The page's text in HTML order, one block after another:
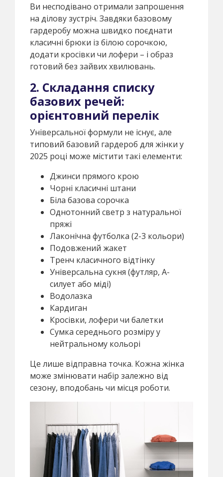
Ви несподівано отримали запрошення
на ділову зустріч. Завдяки базовому
гардеробу можна швидко поєднати
класичні брюки із білою сорочкою,
додати кросівки чи лофери – і образ
готовий без зайвих хвилювань.
2. Складання списку
базових речей:
орієнтовний перелік
Універсальної формули не існує, але
типовий базовий гардероб для жінки у
2025 році може містити такі елементи:
Джинси прямого крою
Чорні класичні штани
Біла базова сорочка
Однотонний светр з натуральної
пряжі
Лаконічна футболка (2-3 кольори)
Подовжений жакет
Тренч класичного відтінку
Універсальна сукня (футляр, А-
силует або міді)
Водолазка
Кардиган
Кросівки, лофери чи балетки
Сумка середнього розміру у
нейтральному кольорі
Це лише відправна точка. Кожна жінка
може змінювати набір залежно від
сезону, вподобань чи місця роботи.